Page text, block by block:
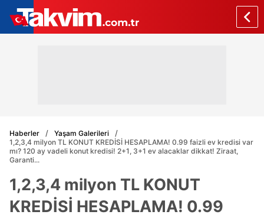
Haberler
Yaşam Galerileri
1,2,3,4 milyon TL KONUT KREDİSİ HESAPLAMA! 0.99 faizli ev kredisi var
mı? 120 ay vadeli konut kredisi! 2+1, 3+1 ev alacaklar dikkat! Ziraat,
Garanti...
1,2,3,4 milyon TL KONUT
KREDİSİ HESAPLAMA! 0.99